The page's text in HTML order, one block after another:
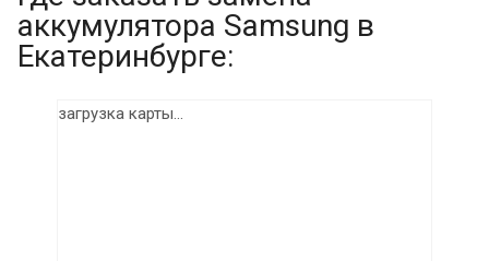
аккумулятора Samsung в
Екатеринбурге:
загрузка карты...